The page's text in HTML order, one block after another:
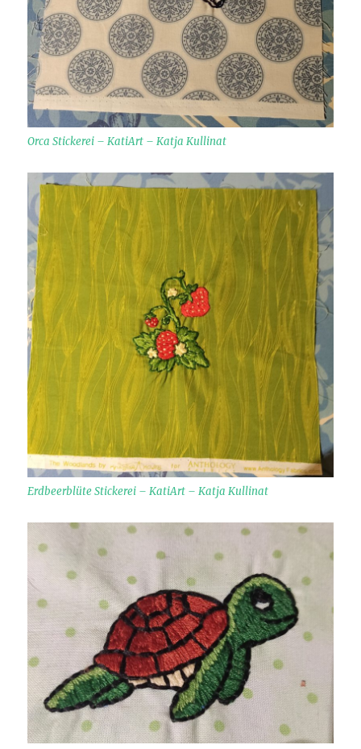
Orca Stickerei – KatiArt – Katja Kullinat
Erdbeerblüte Stickerei – KatiArt – Katja Kullinat